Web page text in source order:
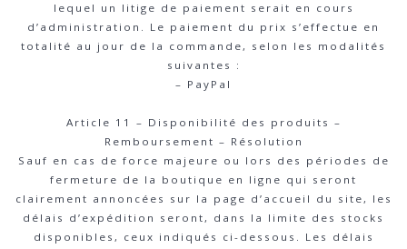
lequel un litige de paiement serait en cours
d’administration. Le paiement du prix s’effectue en
totalité au jour de la commande, selon les modalités
suivantes :
– PayPal
Article 11 – Disponibilité des produits –
Remboursement – Résolution
Sauf en cas de force majeure ou lors des périodes de
fermeture de la boutique en ligne qui seront
clairement annoncées sur la page d’accueil du site, les
délais d’expédition seront, dans la limite des stocks
disponibles, ceux indiqués ci-dessous. Les délais